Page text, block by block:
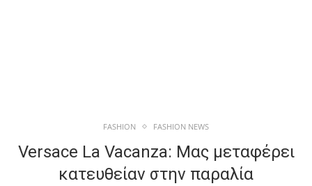
FASHION FASHION NEWS
Versace La Vacanza: Μας μεταφέρει
κατευθείαν στην παραλία